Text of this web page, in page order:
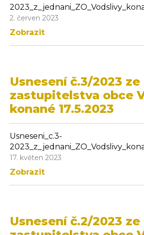
2. červen 2023
Zobrazit
Usnesení č.3/2023
zastupitelstva obce
konané 17.5.2023
Usneseni_c.3-
17. květen 2023
Zobrazit
Usnesení č.2/2023